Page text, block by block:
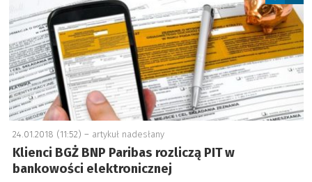
24.01.2018 (11:52) – artykuł nadesłany
Klienci BGŻ BNP Paribas rozliczą PIT w
bankowości elektronicznej